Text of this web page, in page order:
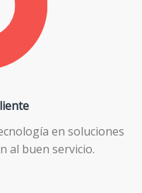
en soluciones
al buen servicio.